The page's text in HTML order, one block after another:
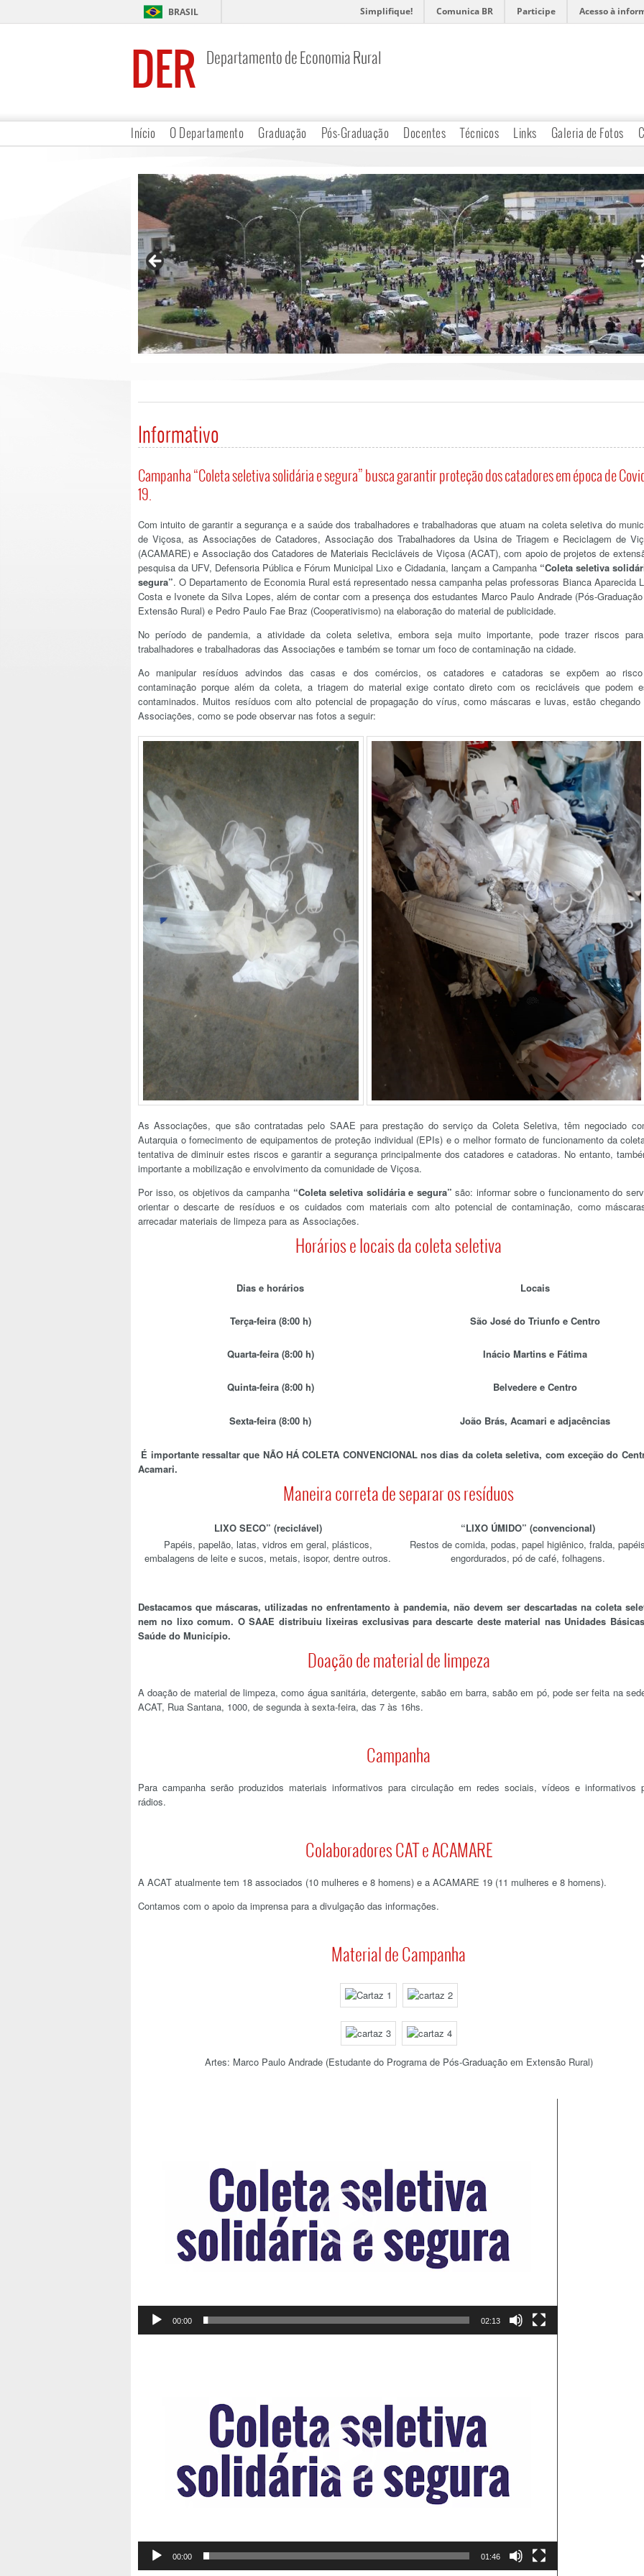
BRASIL Simplifique! Comunica BR Participe Acesso à
DER Departamento de Economia Rural
Início O Departamento Graduação Pós-Graduação Docentes Técnicos Links Galeria de Fotos
Informativo
Campanha “Coleta seletiva solidária e segura” busca garantir proteção dos catadores em época de
19.
Com intuito de garantir a segurança e a saúde dos trabalhadores e trabalhadoras que atuam na coleta seletiva do
de Viçosa, as Associações de Catadores, Associação dos Trabalhadores da Usina de Triagem e Reciclagem de
(ACAMARE) e Associação dos Catadores de Materiais Recicláveis de Viçosa (ACAT), com apoio de projetos de
pesquisa da UFV, Defensoria Pública e Fórum Municipal Lixo e Cidadania, lançam a Campanha “Coleta seletiva
segura”. O Departamento de Economia Rural está representado nessa campanha pelas professoras Bianca Aparecida
Costa e Ivonete da Silva Lopes, além de contar com a presença dos estudantes Marco Paulo Andrade (Pós-
Extensão Rural) e Pedro Paulo Fae Braz (Cooperativismo) na elaboração do material de publicidade.
No período de pandemia, a atividade da coleta seletiva, embora seja muito importante, pode trazer riscos
trabalhadores e trabalhadoras das Associações e também se tornar um foco de contaminação na cidade.
Ao manipular resíduos advindos das casas e dos comércios, os catadores e catadoras se expõem ao
contaminação porque além da coleta, a triagem do material exige contato direto com os recicláveis que podem
contaminados. Muitos resíduos com alto potencial de propagação do vírus, como máscaras e luvas, estão chegando
Associações, como se pode observar nas fotos a seguir:
As Associações, que são contratadas pelo SAAE para prestação do serviço da Coleta Seletiva, têm negociado
Autarquia o fornecimento de equipamentos de proteção individual (EPIs) e o melhor formato de funcionamento da
tentativa de diminuir estes riscos e garantir a segurança principalmente dos catadores e catadoras. No entanto,
importante a mobilização e envolvimento da comunidade de Viçosa.
Por isso, os objetivos da campanha “Coleta seletiva solidária e segura” são: informar sobre o funcionamento do
orientar o descarte de resíduos e os cuidados com materiais com alto potencial de contaminação, como
arrecadar materiais de limpeza para as Associações.
Horários e locais da coleta seletiva
Dias e horários Locais
Terça-feira (8:00 h) São José do Triunfo e Centro
Quarta-feira (8:00 h) Inácio Martins e Fátima
Quinta-feira (8:00 h) Belvedere e Centro
Sexta-feira (8:00 h) João Brás, Acamari e adjacências
É importante ressaltar que NÃO HÁ COLETA CONVENCIONAL nos dias da coleta seletiva, com exceção do
Acamari.
Maneira correta de separar os resíduos
LIXO SECO” (reciclável)
“LIXO ÚMIDO” (convencional)
Papéis, papelão, latas, vidros em geral, plásticos,
embalagens de leite e sucos, metais, isopor, dentre outros.
Restos de comida, podas, papel higiênico, fralda, papéis
engordurados, pó de café, folhagens.
Destacamos que máscaras, utilizadas no enfrentamento à pandemia, não devem ser descartadas na coleta
nem no lixo comum. O SAAE distribuiu lixeiras exclusivas para descarte deste material nas Unidades
Saúde do Município.
Doação de material de limpeza
A doação de material de limpeza, como água sanitária, detergente, sabão em barra, sabão em pó, pode ser feita na
ACAT, Rua Santana, 1000, de segunda à sexta-feira, das 7 às 16hs.
Campanha
Para campanha serão produzidos materiais informativos para circulação em redes sociais, vídeos e informativos
rádios.
Colaboradores CAT e ACAMARE
A ACAT atualmente tem 18 associados (10 mulheres e 8 homens) e a ACAMARE 19 (11 mulheres e 8 homens).
Contamos com o apoio da imprensa para a divulgação das informações.
Material de Campanha
Artes: Marco Paulo Andrade (Estudante do Programa de Pós-Graduação em Extensão Rural)
00:00 02:13
00:00 01:46